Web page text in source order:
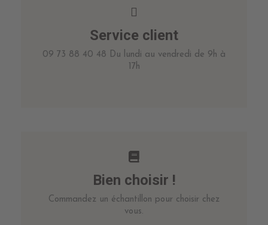
Service client
09 73 88 40 48 Du lundi au vendredi de 9h à
17h
Bien choisir !
Commandez un échantillon pour choisir chez
vous.